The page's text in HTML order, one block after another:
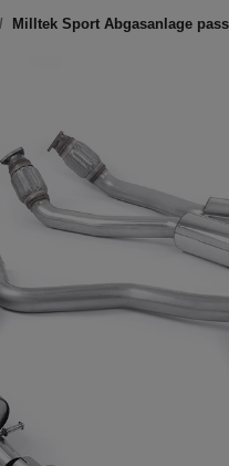
Milltek Sport Abgasanlage